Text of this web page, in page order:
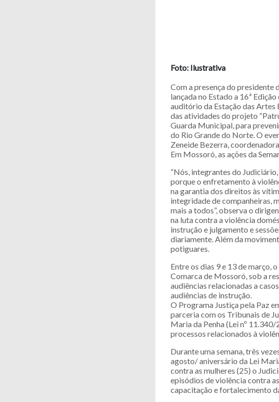
Foto: Ilustrativa
Com a presença do presidente
lançada no Estado a 16ª
auditório da Estação das Artes
das atividades do projeto
Guarda Municipal, para
do Rio Grande do Norte. O
Zeneide Bezerra,
Em Mossoró, as ações da
“Nós, integrantes do
porque o enfretamento à
na garantia dos direitos às
integridade de companheiras,
mais a todos”, observa o
na luta contra a violência
instrução e julgamento e
diariamente. Além da
potiguares.
Entre os dias 9 e 13 de março,
Comarca de Mossoró, sob a
audiências relacionadas a
audiências de instrução.
O Programa Justiça pela Paz
parceria com os Tribunais de
Maria da Penha (Lei nº
processos relacionados à
Durante uma semana, três
agosto/ aniversário da Lei
contra as mulheres (25) o
episódios de violência contra
capacitação e fortalecimento